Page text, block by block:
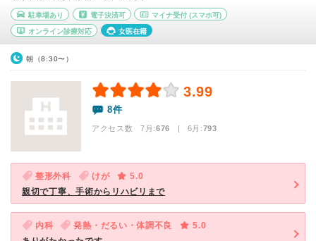
駐車場あり 電子決済可 マイナ受付 (スマホ可)
オンライン診療対応 女医在籍
朝（8:30〜）
3.99
8件
アクセス数 7月:676 | 6月:793
整形外科 けが
5.0
親切で丁寧、手術からリハビリまで
内科 発熱・だるい・体調不良
5.0